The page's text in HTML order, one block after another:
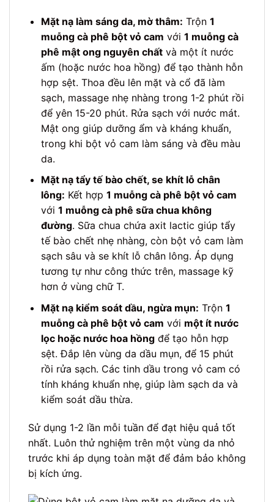
Mặt nạ làm sáng da, mờ thâm: Trộn 1
muỗng cà phê bột vỏ cam với 1 muỗng cà
phê mật ong nguyên chấtvà một ít nước
ấm (hoặc nước hoa hồng) để tạo thành hỗn
hợp sệt. Thoa đều lên mặt và cổ đã làm
sạch, massage nhẹ nhàng trong 1-2 phút rồi
để yên 15-20 phút. Rửa sạch với nước mát.
Mật ong giúp dưỡng ẩm và kháng khuẩn,
trong khi bột vỏ cam làm sáng và đều màu
da.
Mặt nạ tẩy tế bào chết, se khít lỗ chân
lông: Kết hợp 1 muỗng cà phê bột vỏ cam
với 1 muỗng cà phê sữa chua không
đường. Sữa chua chứa axit lactic giúp tẩy
tế bào chết nhẹ nhàng, còn bột vỏ cam làm
sạch sâu và se khít lỗ chân lông. Áp dụng
tương tự như công thức trên, massage kỹ
hơn ở vùng chữ T.
Mặt nạ kiểm soát dầu, ngừa mụn: Trộn 1
muỗng cà phê bột vỏ cam với một ít nước
lọc hoặc nước hoa hồngđể tạo hỗn hợp
sệt. Đắp lên vùng da dầu mụn, để 15 phút
rồi rửa sạch. Các tinh dầu trong vỏ cam có
tính kháng khuẩn nhẹ, giúp làm sạch da và
kiểm soát dầu thừa.
Sử dụng 1-2 lần mỗi tuần để đạt hiệu quả tốt
nhất. Luôn thử nghiệm trên một vùng da nhỏ
trước khi áp dụng toàn mặt để đảm bảo không
bị kích ứng.